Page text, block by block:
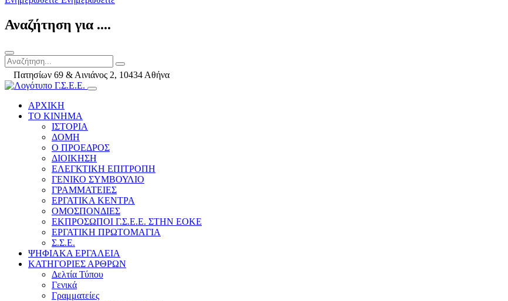
Αναζήτηση για ....
Πατησίων 69 & Αινιάνος 2, 10434 Αθήνα
ΑΡΧΙΚΗ
ΤΟ ΚΙΝΗΜΑ
ΙΣΤΟΡΙΑ
ΔΟΜΗ
Ο ΠΡΟΕΔΡΟΣ
ΔΙΟΙΚΗΣΗ
ΕΛΕΓΚΤΙΚΗ ΕΠΙΤΡΟΠΗ
ΓΕΝΙΚΟ ΣΥΜΒΟΥΛΙΟ
ΓΡΑΜΜΑΤΕΙΕΣ
ΕΡΓΑΤΙΚΑ ΚΕΝΤΡΑ
ΟΜΟΣΠΟΝΔΙΕΣ
ΕΚΠΡΟΣΩΠΟΙ Γ.Σ.Ε.Ε. ΣΤΗΝ ΕΟΚΕ
ΕΡΓΑΤΙΚΗ ΠΡΩΤΟΜΑΓΙΑ
Σ.Σ.Ε.
ΨΗΦΙΑΚΑ ΕΡΓΑΛΕΙΑ
ΚΑΤΗΓΟΡΙΕΣ ΑΡΘΡΩΝ
Δελτία Τύπου
Γενικά
Γραμματείες